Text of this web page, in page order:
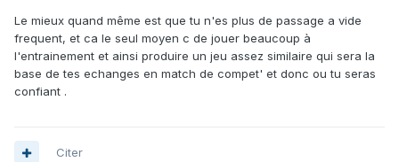
Le mieux quand même est que tu n'es plus de passage a vide
frequent, et ca le seul moyen c de jouer beaucoup à
l'entrainement et ainsi produire un jeu assez similaire qui sera la
base de tes echanges en match de compet' et donc ou tu seras
confiant .
Citer